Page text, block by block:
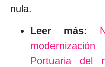
nula.
Leer más:
Portuaria del